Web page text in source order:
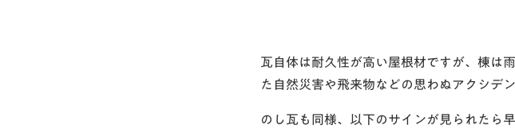
瓦自体は耐久性が高い屋根材ですが、棟は
た自然災害や飛来物などの思わぬアクシデ
のし瓦も同様、以下のサインが見られたら